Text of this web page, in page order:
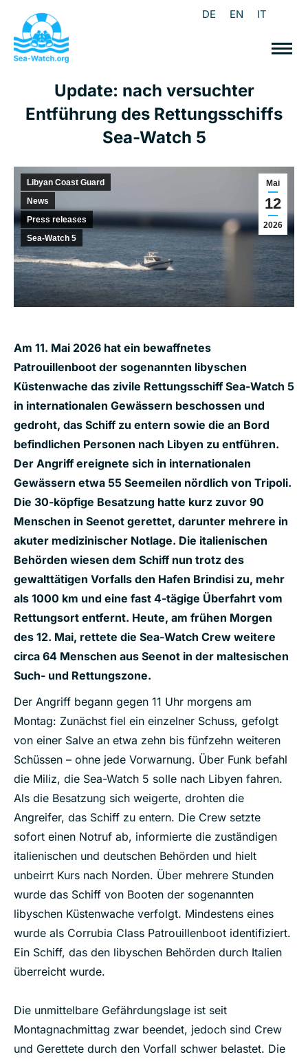
DE EN IT
Update: nach versuchter
Entführung des Rettungsschiffs
Sea-Watch 5
Mai
12
2026
Libyan Coast Guard
News
Press releases
Sea-Watch 5
Am 11. Mai 2026 hat ein bewaffnetes
Patrouillenboot der sogenannten libyschen
Küstenwache das zivile Rettungsschiff Sea-Watch 5
in internationalen Gewässern beschossen und
gedroht, das Schiff zu entern sowie die an Bord
befindlichen Personen nach Libyen zu entführen.
Der Angriff ereignete sich in internationalen
Gewässern etwa 55 Seemeilen nördlich von Tripoli.
Die 30-köpfige Besatzung hatte kurz zuvor 90
Menschen in Seenot gerettet, darunter mehrere in
akuter medizinischer Notlage. Die italienischen
Behörden wiesen dem Schiff nun trotz des
gewalttätigen Vorfalls den Hafen Brindisi zu, mehr
als 1000 km und eine fast 4-tägige Überfahrt vom
Rettungsort entfernt. Heute, am frühen Morgen
des 12. Mai, rettete die Sea-Watch Crew weitere
circa 64 Menschen aus Seenot in der maltesischen
Such- und Rettungszone.
Der Angriff begann gegen 11 Uhr morgens am
Montag: Zunächst fiel ein einzelner Schuss, gefolgt
von einer Salve an etwa zehn bis fünfzehn weiteren
Schüssen – ohne jede Vorwarnung. Über Funk befahl
die Miliz, die Sea-Watch 5 solle nach Libyen fahren.
Als die Besatzung sich weigerte, drohten die
Angreifer, das Schiff zu entern. Die Crew setzte
sofort einen Notruf ab, informierte die zuständigen
italienischen und deutschen Behörden und hielt
unbeirrt Kurs nach Norden. Über mehrere Stunden
wurde das Schiff von Booten der sogenannten
libyschen Küstenwache verfolgt. Mindestens eines
wurde als Corrubia Class Patrouillenboot identifiziert.
Ein Schiff, das den libyschen Behörden durch Italien
überreicht wurde.
Die unmittelbare Gefährdungslage ist seit
Montagnachmittag zwar beendet, jedoch sind Crew
und Gerettete durch den Vorfall schwer belastet. Die